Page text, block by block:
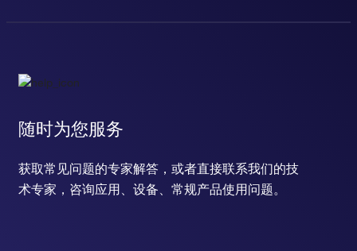
随时为您服务
获取常见问题的专家解答，或者直接联系我们的技
术专家，咨询应用、设备、常规产品使用问题。